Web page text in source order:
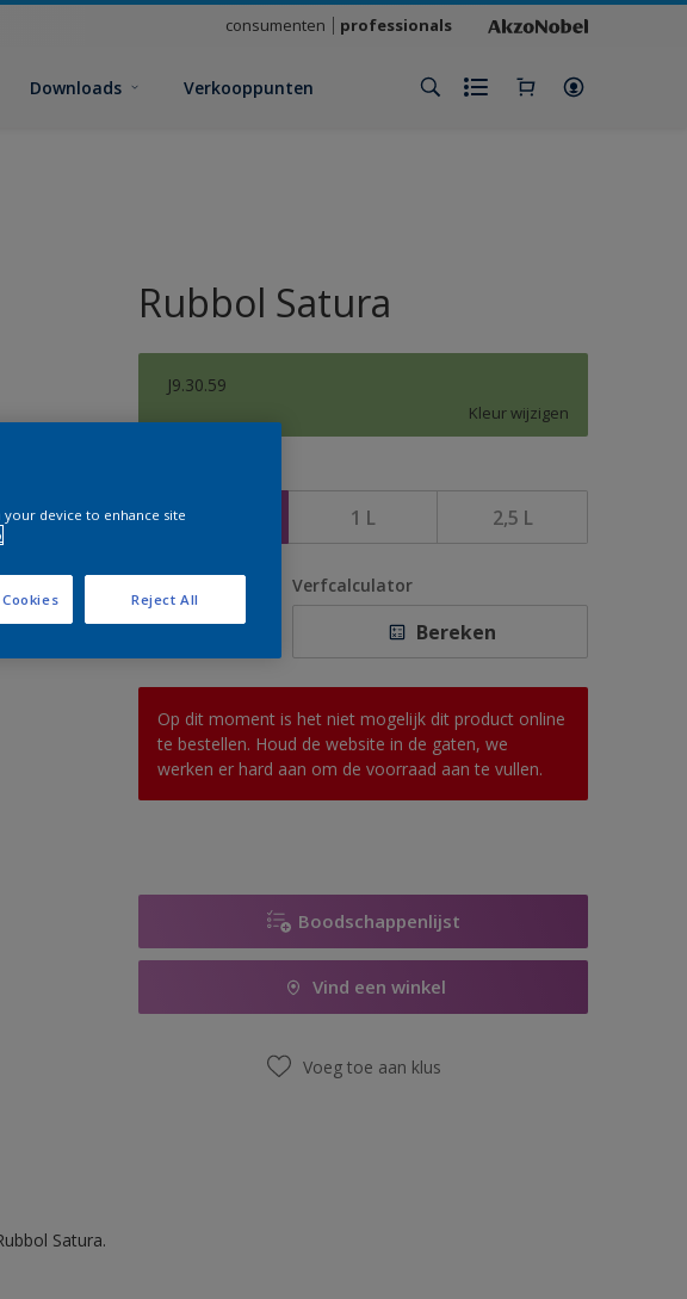
consumenten professionals
Downloads Verkooppunten
Rubbol Satura
J9.30.59
Kleur wijzigen
500 ML 1 L 2,5 L
Verfcalculator
Bereken
Op dit moment is het niet mogelijk dit product online
te bestellen. Houd de website in de gaten, we
werken er hard aan om de voorraad aan te vullen.
Boodschappenlijst
Vind een winkel
Voeg toe aan klus
Satura.
your device to enhance site
Reject All